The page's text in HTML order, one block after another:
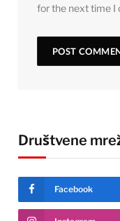
for the next time I
Društvene
Facebook